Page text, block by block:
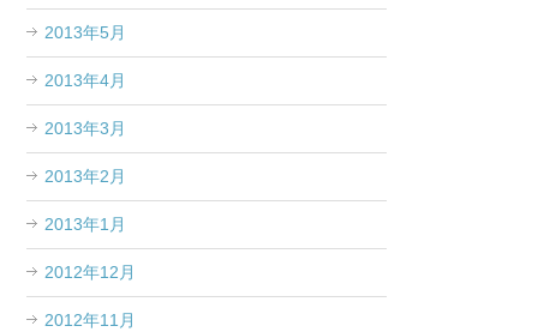
2013年5月
2013年4月
2013年3月
2013年2月
2013年1月
2012年12月
2012年11月